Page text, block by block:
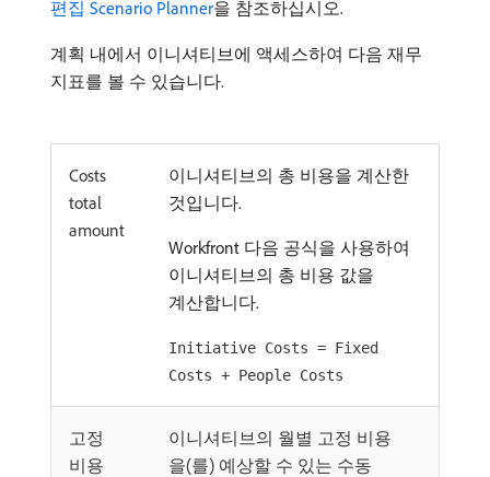
편집 Scenario Planner을 참조하십시오.
계획 내에서 이니셔티브에 액세스하여 다음 재무
지표를 볼 수 있습니다.
Costs
total
amount
이니셔티브의 총 비용을 계산한
것입니다.
Workfront 다음 공식을 사용하여
이니셔티브의 총 비용 값을
계산합니다.
Initiative Costs = Fixed
Costs + People Costs
고정
비용
이니셔티브의 월별 고정 비용
을(를) 예상할 수 있는 수동